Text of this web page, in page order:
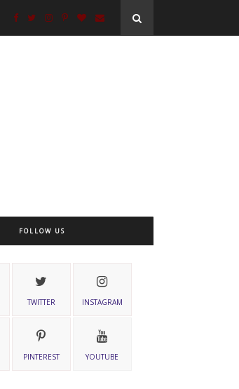
FOLLOW US
TWITTER INSTAGRAM
PINTEREST YOUTUBE